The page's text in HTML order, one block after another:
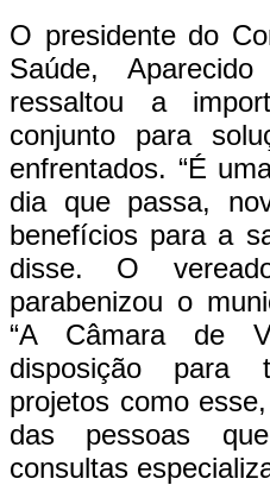
O presidente do
Saúde,
ressaltou a
conjunto para
enfrentados. “É
dia que passa,
benefícios para a
disse. O
parabenizou o
“A Câmara de
disposição para
projetos como
das pessoas
consultas